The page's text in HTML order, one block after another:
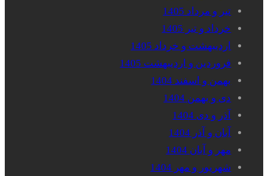
تیر و مرداد 1405
خرداد و تیر 1405
اردیبهشت و خرداد 1405
فروردین و اردیبهشت 1405
بهمن و اسفند 1404
دی و بهمن 1404
آذر و دی 1404
آبان و آذر 1404
مهر و آبان 1404
شهریور و مهر 1404